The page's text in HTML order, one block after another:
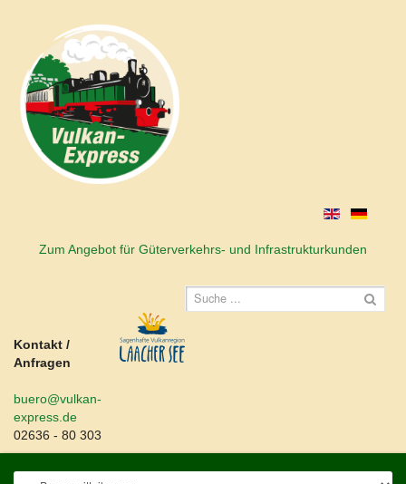
Zum Angebot für Güterverkehrs- und Infrastrukturkunden
Kontakt /
Anfragen
buero@vulkan-
express.de
02636 - 80 303